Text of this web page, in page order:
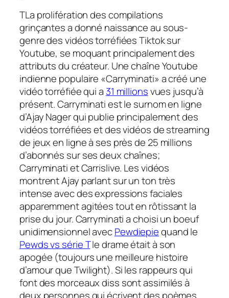
TLa prolifération des compilations
grinçantes a donné naissance au sous-
genre des vidéos torréfiées Tiktok sur
Youtube, se moquant principalement des
attributs du créateur. Une chaîne Youtube
indienne populaire «Carryminati» a créé une
vidéo torréfiée qui a 31 millionsvues jusqu’à
présent. Carryminati est le surnom en ligne
d’Ajay Nager qui publie principalement des
vidéos torréfiées et des vidéos de streaming
de jeux en ligne à ses près de 25 millions
d’abonnés sur ses deux chaînes;
Carryminati et Carrislive. Les vidéos
montrent Ajay parlant sur un ton très
intense avec des expressions faciales
apparemment agitées tout en rôtissant la
prise du jour. Carryminati a choisi un boeuf
unidimensionnel avecPewdiepiequand le
Pewds vs série Tle drame était à son
apogée (toujours une meilleure histoire
d’amour que Twilight). Si les rappeurs qui
font des morceaux diss sont assimilés à